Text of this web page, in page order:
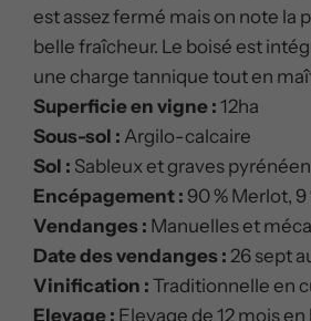
est assez fermé mais on note la
belle fraîcheur. Le boisé est
une charge tannique tout en
Superficie en vigne : 12ha
Sous-sol : Argilo-calcaire
Sol : Sableux et graves
Encépagement : 90 % Merlot,
Vendanges : Manuelles et
Date des vendanges : 26 sept
Vinification : Traditionnelle en
Elevage : Elevage de 12 mois